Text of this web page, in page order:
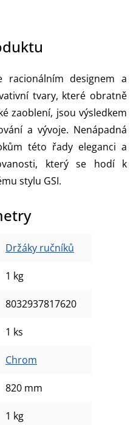
racionálním designem a
tvary, které obratně
zaoblení, jsou výsledkem
a vývoje. Nenápadná
této řady eleganci a
který se hodí k
stylu GSI.
Držáky ručníků
1 kg
8032937817620
1 ks
Chrom
820 mm
1 kg